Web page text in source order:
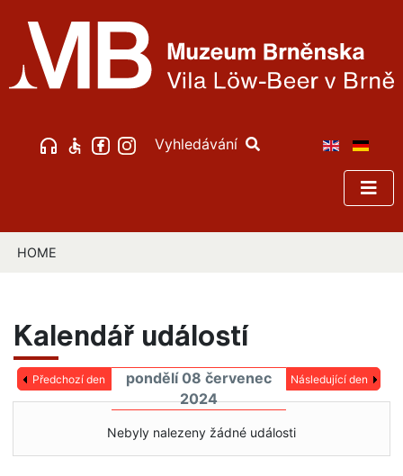
Vyhledávání
HOME
Kalendář událostí
Předchozí den
pondělí 08 červenec
2024
Následující den
Nebyly nalezeny žádné události